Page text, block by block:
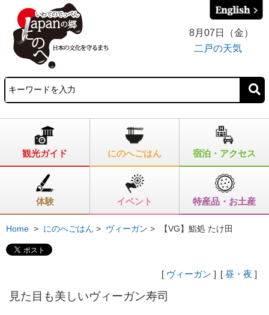
8月07日（金）
二戸の天気
観光ガイド にのへごはん 宿泊・アクセス
体験 イベント 特産品・お土産
Home > にのへごはん > ヴィーガン > 【VG】鮨処 たけ田
[ 昼・夜 ]
[ ヴィーガン ]
見た目も美しいヴィーガン寿司